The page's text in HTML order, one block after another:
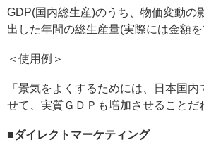
GDP(国内総生産)のうち、物価変動の
出した年間の総生産量(実際には金額を
＜使用例＞
「景気をよくするためには、日本国内
せて、実質ＧＤＰも増加させることだ
■ダイレクトマーケティング